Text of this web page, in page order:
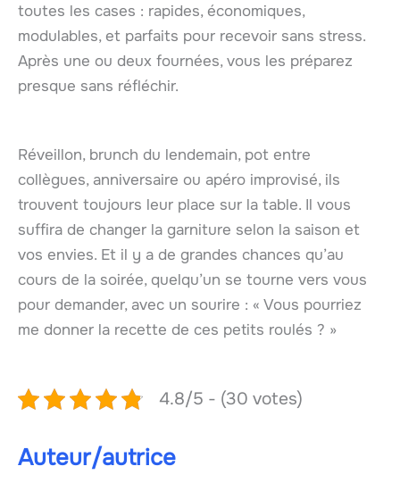
toutes les cases : rapides, économiques,
modulables, et parfaits pour recevoir sans stress.
Après une ou deux fournées, vous les préparez
presque sans réfléchir.
Réveillon, brunch du lendemain, pot entre
collègues, anniversaire ou apéro improvisé, ils
trouvent toujours leur place sur la table. Il vous
suffira de changer la garniture selon la saison et
vos envies. Et il y a de grandes chances qu’au
cours de la soirée, quelqu’un se tourne vers vous
pour demander, avec un sourire : « Vous pourriez
me donner la recette de ces petits roulés ? »
4.8/5 - (30 votes)
Auteur/autrice